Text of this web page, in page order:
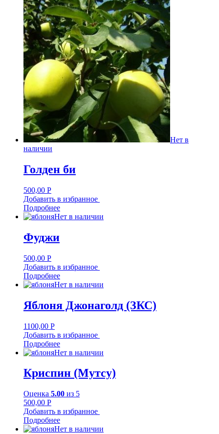
Нет в
наличии
Голден би
500,00 Р
Добавить в избранное
Подробнее
Нет в наличии
Фуджи
500,00 Р
Добавить в избранное
Подробнее
Нет в наличии
Яблоня Джонаголд (ЗКС)
1100,00 Р
Добавить в избранное
Подробнее
Нет в наличии
Криспин (Мутсу)
Оценка 5.00 из 5
500,00 Р
Добавить в избранное
Подробнее
Нет в наличии